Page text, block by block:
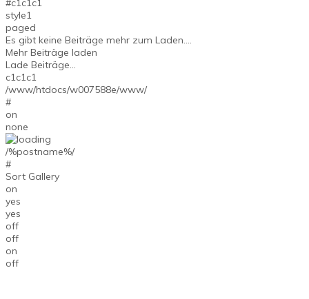
#c1c1c1
style1
paged
Es gibt keine Beiträge mehr zum Laden....
Mehr Beiträge laden
Lade Beiträge...
c1c1c1
/www/htdocs/w007588e/www/
#
on
none
/%postname%/
#
Sort Gallery
on
yes
yes
off
off
on
off